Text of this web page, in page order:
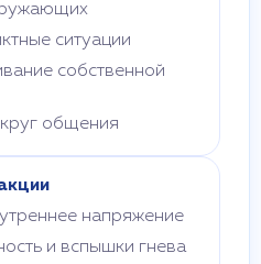
ситуации
собственной
общения
напряжение
и вспышки гнева